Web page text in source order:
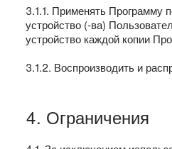
3.1.1. Применять Программу
устройство (-ва)
устройство каждой копии
3.1.2. Воспроизводить и
4. Ограничения